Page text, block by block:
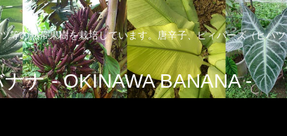
等の熱帯果樹を栽培しています。唐辛子、ピィパーズ（ヒハ
ナ - OKINAWA BANANA -